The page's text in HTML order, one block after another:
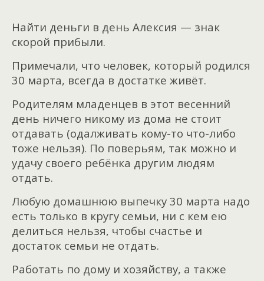
Найти деньги в день Алексия — знак
скорой прибыли.
Примечали, что человек, который родился
30 марта, всегда в достатке живёт.
Родителям младенцев в этот весенний
день ничего никому из дома не стоит
отдавать (одалживать кому-то что-либо
тоже нельзя). По поверьям, так можно и
удачу своего ребёнка другим людям
отдать.
Любую домашнюю выпечку 30 марта надо
есть только в кругу семьи, ни с кем ею
делиться нельзя, чтобы счастье и
достаток семьи не отдать.
Работать по дому и хозяйству, а также